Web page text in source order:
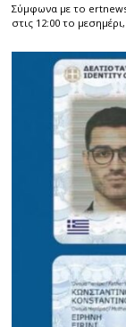
Σύμφωνα με το
στις 12:00 το